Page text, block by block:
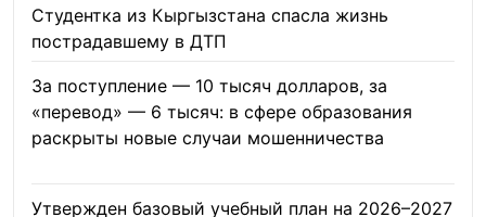
Студентка из Кыргызстана спасла жизнь
пострадавшему в ДТП
За поступление — 10 тысяч долларов, за
«перевод» — 6 тысяч: в сфере образования
раскрыты новые случаи мошенничества
Утвержден базовый учебный план на 2026–2027